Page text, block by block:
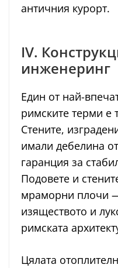
античния курорт.
IV.
инженеринг
Един от най-
римските терми е
Стените,
имали дебелина
гаранция за
Подовете и
мраморни плочи —
изяществото и
римската
Цялата